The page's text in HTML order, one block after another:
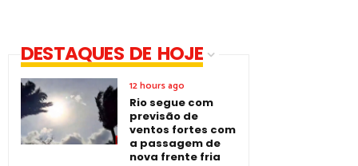
DESTAQUES DE HOJE
12 hours ago
Rio segue com
previsão de
ventos fortes com
a passagem de
nova frente fria